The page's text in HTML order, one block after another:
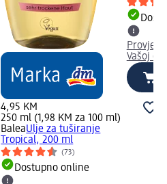
4,95 KM
250 ml (1,98 KM za 100 ml)
BaleaUlje za tuširanje
Tropical, 200 ml
(73)
Dostupno online
Vašoj